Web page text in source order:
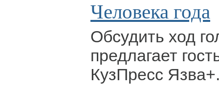
Человека года
Обсудить ход
предлагает
КузПресс